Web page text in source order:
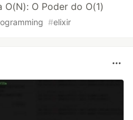
O Poder do O(1)
#elixir